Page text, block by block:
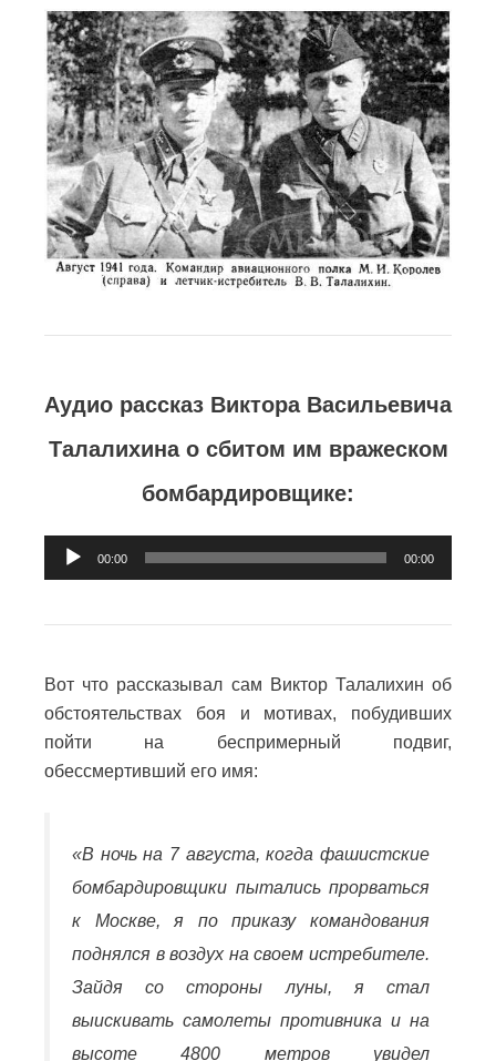
Аудио рассказ Виктора Васильевича
Талалихина о сбитом им вражеском
бомбардировщике:
Аудиоплеер
00:00 00:00
Вот что рассказывал сам Виктор Талалихин об
обстоятельствах боя и мотивах, побудивших
пойти на беспримерный подвиг,
обессмертивший его имя:
«В ночь на 7 августа, когда фашистские
бомбардировщики пытались прорваться
к Москве, я по приказу командования
поднялся в воздух на своем истребителе.
Зайдя со стороны луны, я стал
выискивать самолеты противника и на
высоте 4800 метров увидел